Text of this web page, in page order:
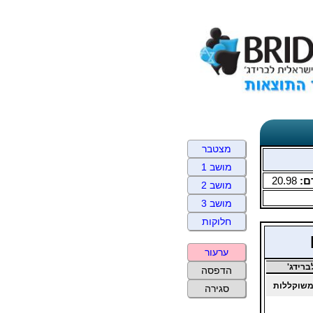
20.98
משוקללות
מצטבר
מושב 1
מושב 2
מושב 3
חלוקות
ערעור
הדפסה
סגירה